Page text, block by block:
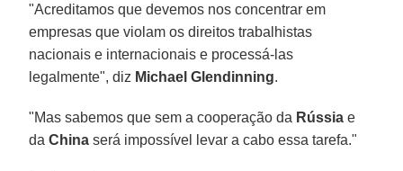
"Acreditamos que devemos nos concentrar em
empresas que violam os direitos trabalhistas
nacionais e internacionais e processá-las
legalmente", diz Michael Glendinning.
"Mas sabemos que sem a cooperação da Rússia e
daChina será impossível levar a cabo essa tarefa."